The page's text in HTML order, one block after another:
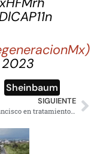
Sheinbaum
SIGUIENTE
Papa Francisco en tratamiento hospitalario, esto se sabe